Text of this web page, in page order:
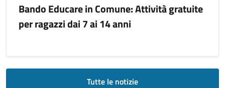
Bando Educare in Comune: Attività gratuite
per ragazzi dai 7 ai 14 anni
Tutte le notizie